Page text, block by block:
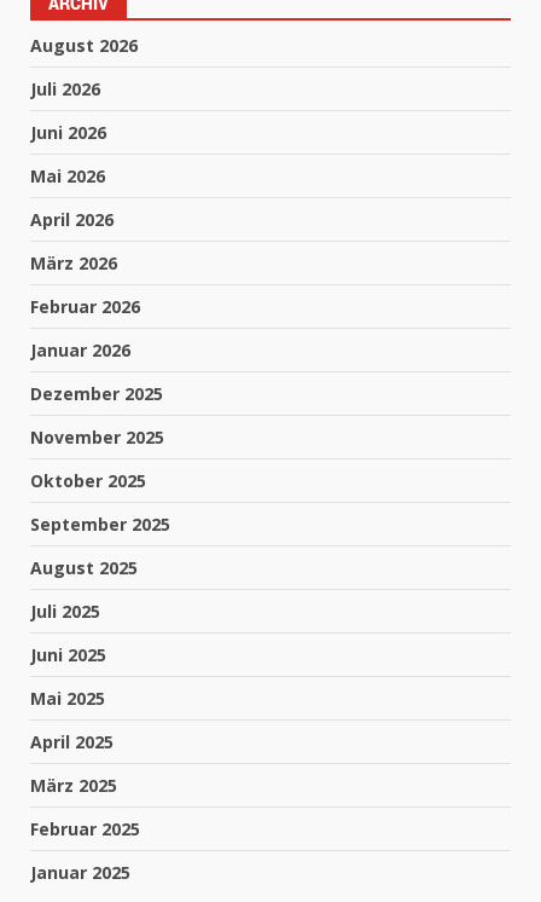
August 2026
Juli 2026
Juni 2026
Mai 2026
April 2026
März 2026
Februar 2026
Januar 2026
Dezember 2025
November 2025
Oktober 2025
September 2025
August 2025
Juli 2025
Juni 2025
Mai 2025
April 2025
März 2025
Februar 2025
Januar 2025